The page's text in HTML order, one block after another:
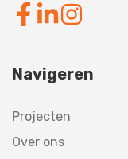
Navigeren
Projecten
Over ons